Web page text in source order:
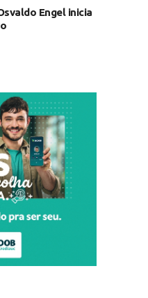
Engel inicia